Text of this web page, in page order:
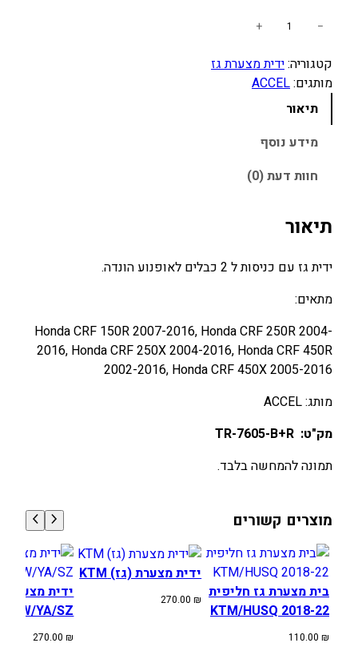
ו
ת
ל
מ
צ
ר
ת
ג
ז
)
O
N
A
−
+
קטגוריה:ידית מצערת גז
מותגים:ACCEL
תיאור
מידע נוסף
חוות דעת (0)
תיאור
ידית גז עם כניסות ל 2 כבלים לאופנוע הונדה.
מתאים:
Honda CRF 150R 2007-2016, Honda CRF 250R 2004-
2016, Honda CRF 250X 2004-2016, Honda CRF 450R
2002-2016, Honda CRF 450X 2005-2016
מותג: ACCEL
מק"ט: TR-7605-B+R
תמונה להמחשה בלבד.
מוצרים קשורים
בית מצערת גז חליפית
KTM/HUSQ 2018-22
110.00 ₪
ידית מצערת (גז) KTM
270.00₪
ידית מצערת
KW/YA/SZ
270.00₪